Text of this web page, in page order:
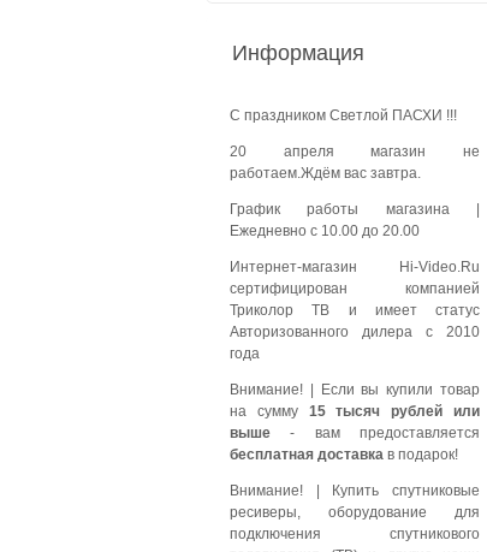
Информация
С праздником Светлой ПАСХИ !!!
20 апреля магазин не
работаем.Ждём вас завтра.
График работы магазина|
Ежедневно с 10.00 до 20.00
Интернет-магазин Hi-Video.Ru
сертифицирован компанией
Триколор ТВ и имеет статус
Авторизованного дилера с 2010
года
Внимание! | Если вы купили товар
на сумму 15 тысяч рублей или
выше - вам предоставляется
бесплатная доставка в подарок!
Внимание! | Купить спутниковые
ресиверы, оборудование для
подключения спутникового